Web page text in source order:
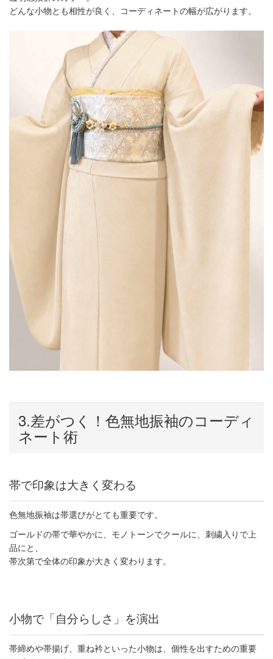
どんな小物とも相性が良く、コーディネートの幅が広がります。
3.差がつく！色無地振袖のコーディ
ネート術
帯で印象は大きく変わる
色無地振袖は帯選びがとても重要です。
ゴールドの帯で華やかに、モノトーンでクールに、刺繍入りで上
品にと、
帯次第で全体の印象が大きく変わります。
小物で「自分らしさ」を演出
帯締めや帯揚げ、重ね衿といった小物は、個性を出すための重要